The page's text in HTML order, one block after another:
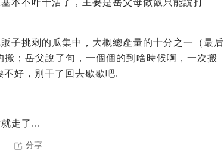
本不咋干活了，主要是岳父母做飯只能說打
子挑剩的瓜集中，大概總產量的十分之一（最后
；岳父說了句，一個個的到啥時候啊，一次搬
好，別干了回去歇歇吧.
走了...
分享